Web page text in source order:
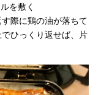
を敷く
際に鶏の油が落ちて
ひっくり返せば、片